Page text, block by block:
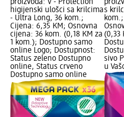
proizvoda: V - Protection
higijenski ulošci sa krilcima
- Ultra Long, 36 kom.;
Cijena: 6,35 KM; Osnovna
cijena: 36 kom. (0,18 KM za
1 kom.); Dostupno samo
online Logo; Dostupnost:
Status zeleno Dostupno
online, Status crveno
Dostupno samo online
s
(0,33
sivo
u